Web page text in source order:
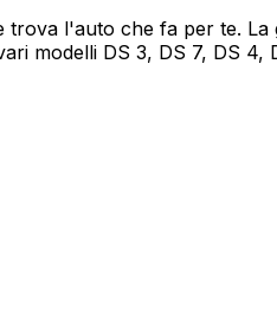
l'auto che fa per te.
modelli DS 3, DS 7, DS